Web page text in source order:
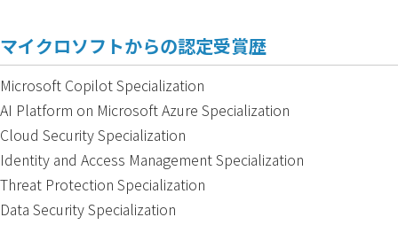
マイクロソフトからの認定受賞歴
Microsoft Copilot Specialization
AI Platform on Microsoft Azure Specialization
Cloud Security Specialization
Identity and Access Management Specialization
Threat Protection Specialization
Data Security Specialization